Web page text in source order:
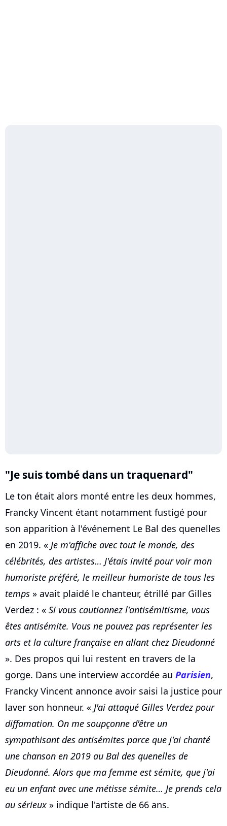
"Je suis tombé dans un traquenard"
Le ton était alors monté entre les deux hommes,
Francky Vincent étant notamment fustigé pour
son apparition à l'événement Le Bal des quenelles
en 2019. « Je m'affiche avec tout le monde, des
célébrités, des artistes… J'étais invité pour voir mon
humoriste préféré, le meilleur humoriste de tous les
temps » avait plaidé le chanteur, étrillé par Gilles
Verdez : « Si vous cautionnez l'antisémitisme, vous
êtes antisémite. Vous ne pouvez pas représenter les
arts et la culture française en allant chez Dieudonné
». Des propos qui lui restent en travers de la
gorge. Dans une interview accordée au Parisien,
Francky Vincent annonce avoir saisi la justice pour
laver son honneur. « J'ai attaqué Gilles Verdez pour
diffamation. On me soupçonne d'être un
sympathisant des antisémites parce que j'ai chanté
une chanson en 2019 au Bal des quenelles de
Dieudonné. Alors que ma femme est sémite, que j'ai
eu un enfant avec une métisse sémite… Je prends cela
au sérieux » indique l'artiste de 66 ans.